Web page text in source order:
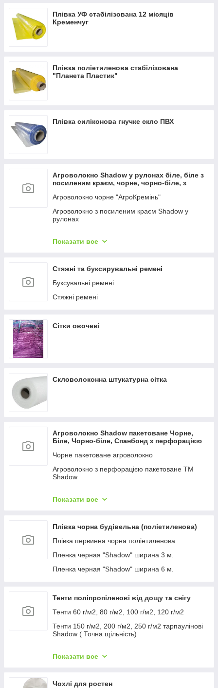
Плівка УФ стабілізована 12 місяців
Кременчуг
Плівка поліетиленова стабілізована
"Планета Пластик"
Плівка силіконова гнучке скло ПВХ
Агроволокно Shadow у рулонах біле, біле з
посиленим краєм, чорне, чорно-біле, з
Агроволокно чорне "АгроКремінь"
Агроволокно з посиленим краєм Shadow у
рулонах
рулонах.
Агроволокно чорно-біле Shadow
Агроволокно Shadow чорне з перфорацією (
Показати все
Стяжні та буксирувальні ремені
Буксувальні ремені
Стяжні ремені
Сітки овочеві
Скловолоконна штукатурна сітка
Агроволокно Shadow пакетоване Чорне,
Біле, Чорно-біле, Спанбонд з перфорацією
Чорне пакетоване агроволокно
Агроволокно з перфорацією пакетоване TM
Shadow
Shadow
Показати все
Плівка чорна будівельна (поліетиленова)
Плівка первинна чорна поліетиленова
Пленка черная "Shadow" ширина 3 м.
Пленка черная "Shadow" ширина 6 м.
Тенти поліпропіленові від дощу та снігу
Тенти 60 г/м2, 80 г/м2, 100 г/м2, 120 г/м2
Тенти 150 г/м2, 200 г/м2, 250 г/м2 тарпаулінові
Shadow ( Точна щільність)
Показати все
Чохлі для ростен